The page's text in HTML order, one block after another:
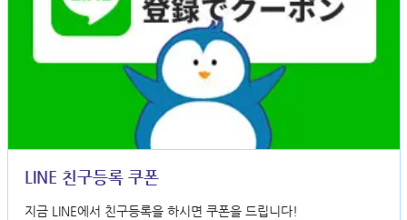
LINE 친구등록 쿠폰
지금 LINE에서 친구등록을 하시면 쿠폰을 드립니다!